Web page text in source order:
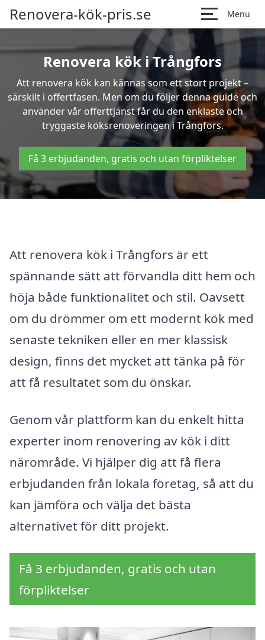
Renovera-kök-pris.se Menu
Renovera kök i Trångfors
Att renovera kök kan kännas som ett stort projekt –
särskilt i offertfasen. Men om du följer denna guide och
använder vår offerttjänst får du den enklaste och
tryggaste köksrenoveringen i Trångfors.
Få 3 erbjudanden, gratis och utan förpliktelser
Att renovera kök i Trångfors är ett
spännande sätt att förvandla ditt hem och
höja både funktionalitet och stil. Oavsett
om du drömmer om ett modernt kök med
senaste tekniken eller en mer klassisk
design, finns det mycket att tänka på för
att få resultatet som du önskar.
Genom vår plattform kan du enkelt hitta
experter inom renovering av kök i ditt
närområde. Vi hjälper dig att få flera
erbjudanden från lokala företag, så att du
kan jämföra och välja det bästa
alternativet för ditt projekt.
Få 3 erbjudanden, gratis och utan
förpliktelser